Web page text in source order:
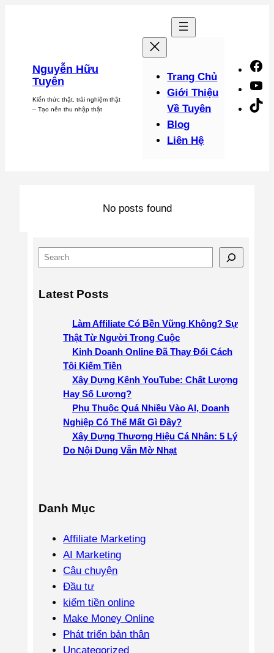
Nguyễn Hữu
Tuyên
Kiến thức thật, trải nghiệm thật
– Tạo nên thu nhập thật
Trang Chủ
Giới Thiệu
Về Tuyên
Blog
Liên Hệ
No posts found
S
e
Latest Posts
Làm Affiliate Có Bền Vững Không? Sự
Thật Từ Người Trong Cuộc
Kinh Doanh Online Đã Thay Đổi Cách
Tôi Kiếm Tiền
Xây Dựng Kênh YouTube: Chất Lượng
Hay Số Lượng?
Phụ Thuộc Quá Nhiều Vào AI, Doanh
Nghiệp Có Thể Mất Gì Đây?
Xây Dựng Thương Hiệu Cá Nhân: 5 Lý
Do Nội Dung Vẫn Mờ Nhạt
Danh Mục
Affiliate Marketing
AI Marketing
Câu chuyện
Đầu tư
kiếm tiền online
Make Money Online
Phát triển bản thân
Uncategorized